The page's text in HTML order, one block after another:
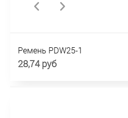
Ремень PDW25-1
28,74 руб